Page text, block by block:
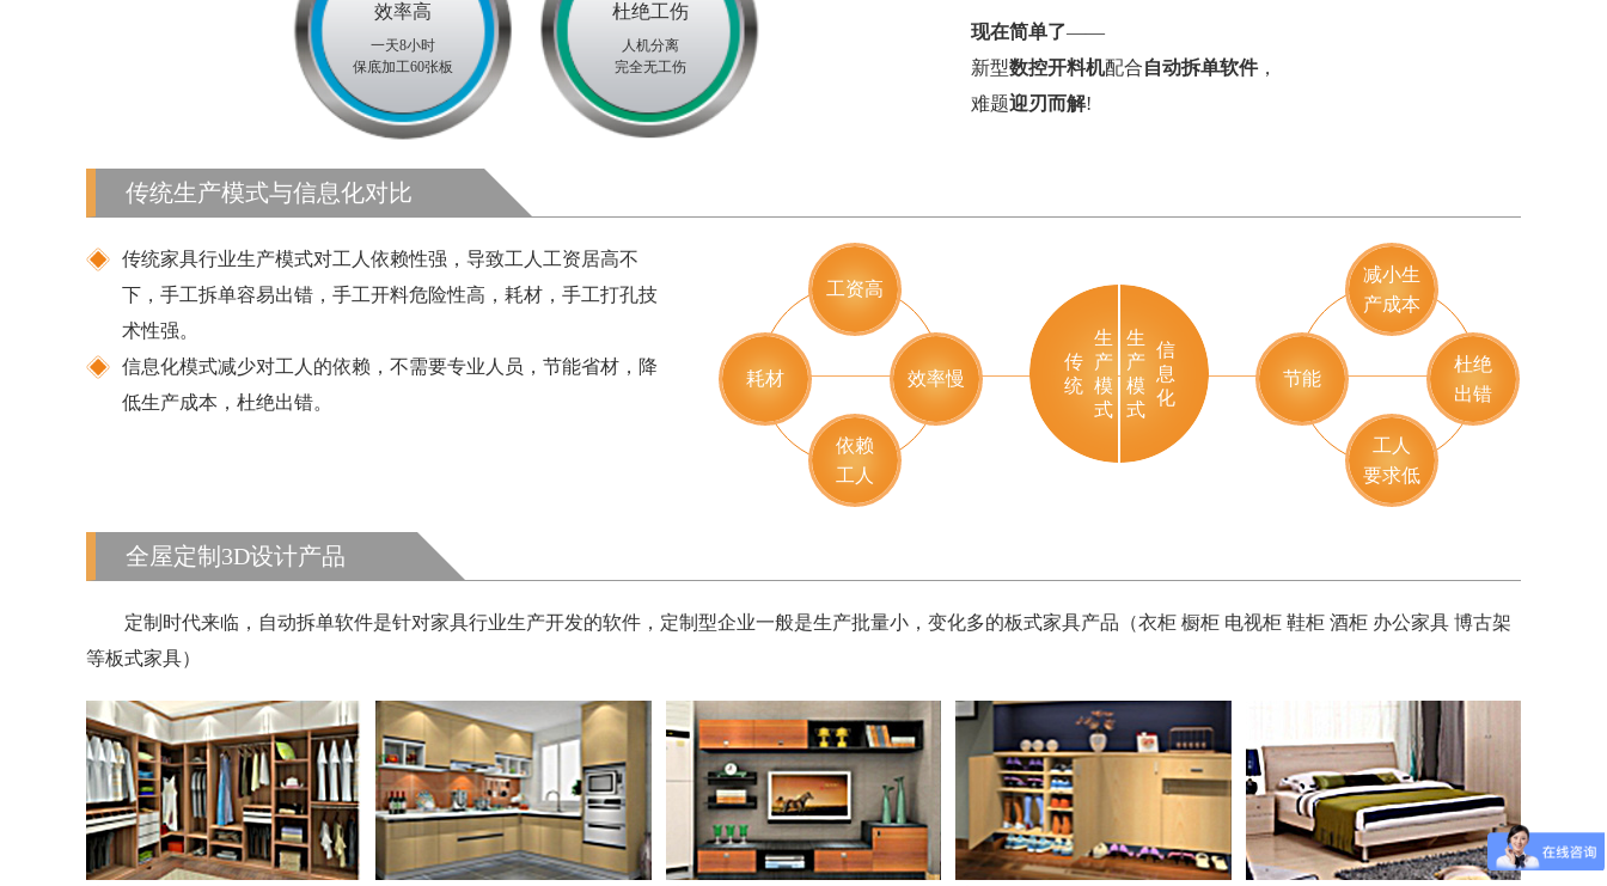
效率高
一天8小时
保底加工60张板
杜绝工伤
人机分离
完全无工伤
现在简单了——
新型数控开料机配合自动拆单软件，
难题迎刃而解!
传统生产模式与信息化对比
传统家具行业生产模式对工人依赖性强，导致工人工资居高不
下，手工拆单容易出错，手工开料危险性高，耗材，手工打孔技
术性强。
信息化模式减少对工人的依赖，不需要专业人员，节能省材，降
低生产成本，杜绝出错。
生
产
模
式
传
统
工资高
效率慢
依赖
工人
耗材
生
产
模
式
信
息
化
减小生
产成本
杜绝
出错
工人
要求低
节能
全屋定制3D设计产品
定制时代来临，自动拆单软件是针对家具行业生产开发的软件，定制型企业一般是生产批量小，变化多的板式家具产品（衣柜 橱柜 电视柜 鞋柜 酒柜 办公家具 博古架
等板式家具）